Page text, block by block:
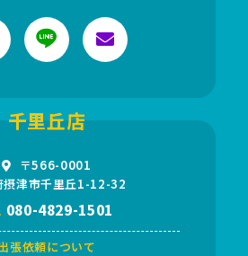
千里丘店
〒566-0001
摂津市千里丘1-12-32
080-4829-1501
張依頼について